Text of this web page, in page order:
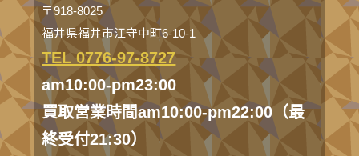
〒918-8025
福井県福井市江守中町6-10-1
TEL 0776-97-8727
am10:00-pm23:00
買取営業時間am10:00-pm22:00（最
終受付21:30）